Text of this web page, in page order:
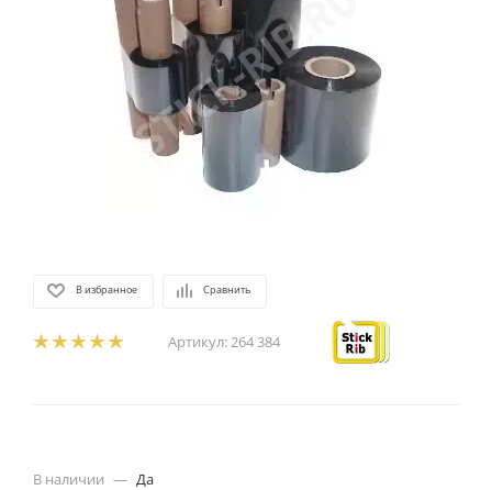
В избранное Сравнить
Артикул:264 384
В наличии — Да